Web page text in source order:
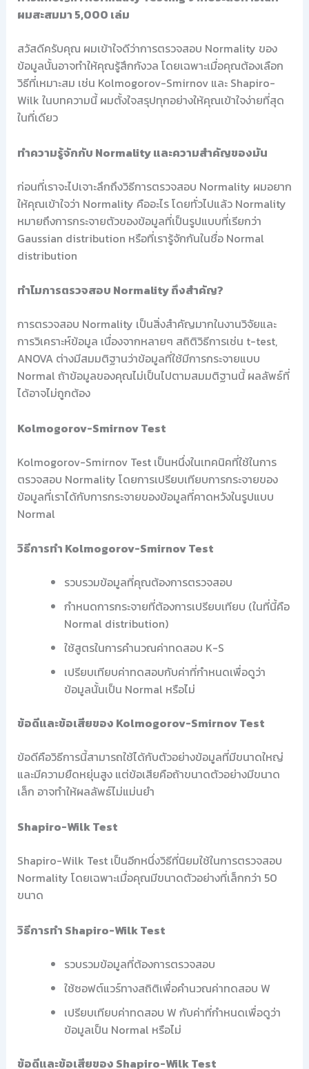
ผมสะสมมา 5,000 เล่ม
สวัสดีครับคุณ ผมเข้าใจดีว่าการตรวจสอบ Normality ของ
ข้อมูลนั้นอาจทำให้คุณรู้สึกกังวล โดยเฉพาะเมื่อคุณต้องเลือก
วิธีที่เหมาะสม เช่น Kolmogorov-Smirnov และ Shapiro-
Wilk ในบทความนี้ ผมตั้งใจสรุปทุกอย่างให้คุณเข้าใจง่ายที่สุด
ในที่เดียว
ทำความรู้จักกับ Normality และความสำคัญของมัน
ก่อนที่เราจะไปเจาะลึกถึงวิธีการตรวจสอบ Normality ผมอยาก
ให้คุณเข้าใจว่า Normality คืออะไร โดยทั่วไปแล้ว Normality
หมายถึงการกระจายตัวของข้อมูลที่เป็นรูปแบบที่เรียกว่า
Gaussian distribution หรือที่เรารู้จักกันในชื่อ Normal
distribution
ทำไมการตรวจสอบ Normality ถึงสำคัญ?
การตรวจสอบ Normality เป็นสิ่งสำคัญมากในงานวิจัยและ
การวิเคราะห์ข้อมูล เนื่องจากหลายๆ สถิติวิธีการเช่น t-test,
ANOVA ต่างมีสมมติฐานว่าข้อมูลที่ใช้มีการกระจายแบบ
Normal ถ้าข้อมูลของคุณไม่เป็นไปตามสมมติฐานนี้ ผลลัพธ์ที่
ได้อาจไม่ถูกต้อง
Kolmogorov-Smirnov Test
Kolmogorov-Smirnov Test เป็นหนึ่งในเทคนิคที่ใช้ในการ
ตรวจสอบ Normality โดยการเปรียบเทียบการกระจายของ
ข้อมูลที่เราได้กับการกระจายของข้อมูลที่คาดหวังในรูปแบบ
Normal
วิธีการทำ Kolmogorov-Smirnov Test
รวบรวมข้อมูลที่คุณต้องการตรวจสอบ
กำหนดการกระจายที่ต้องการเปรียบเทียบ (ในที่นี้คือ
Normal distribution)
ใช้สูตรในการคำนวณค่าทดสอบ K-S
เปรียบเทียบค่าทดสอบกับค่าที่กำหนดเพื่อดูว่า
ข้อมูลนั้นเป็น Normal หรือไม่
ข้อดีและข้อเสียของ Kolmogorov-Smirnov Test
ข้อดีคือวิธีการนี้สามารถใช้ได้กับตัวอย่างข้อมูลที่มีขนาดใหญ่
และมีความยืดหยุ่นสูง แต่ข้อเสียคือถ้าขนาดตัวอย่างมีขนาด
เล็ก อาจทำให้ผลลัพธ์ไม่แม่นยำ
Shapiro-Wilk Test
Shapiro-Wilk Test เป็นอีกหนึ่งวิธีที่นิยมใช้ในการตรวจสอบ
Normality โดยเฉพาะเมื่อคุณมีขนาดตัวอย่างที่เล็กกว่า 50
ขนาด
วิธีการทำ Shapiro-Wilk Test
รวบรวมข้อมูลที่ต้องการตรวจสอบ
ใช้ซอฟต์แวร์ทางสถิติเพื่อคำนวณค่าทดสอบ W
เปรียบเทียบค่าทดสอบ W กับค่าที่กำหนดเพื่อดูว่า
ข้อมูลเป็น Normal หรือไม่
ข้อดีและข้อเสียของ Shapiro-Wilk Test